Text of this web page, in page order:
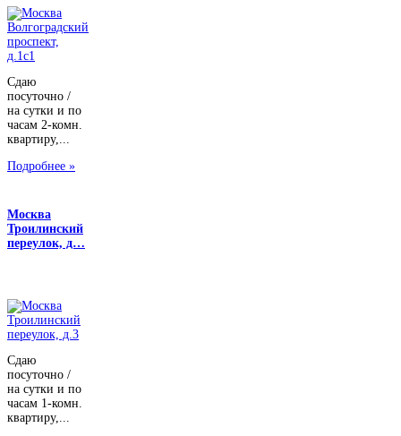
Сдаю
посуточно /
на сутки и по
часам 2-комн.
квартиру,...
Подробнее »
Москва
Троилинский
переулок, д…
Сдаю
посуточно /
на сутки и по
часам 1-комн.
квартиру,...